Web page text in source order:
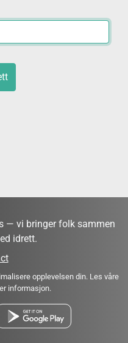
— vi bringer folk sammen
idrett.
opplevelsen din. Les våre
informasjon.